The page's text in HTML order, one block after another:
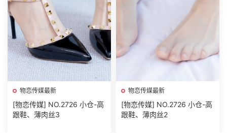
物恋传媒最新
[物恋传媒] NO.2726 小仓-高
跟鞋、薄肉丝3
物恋传媒最新
[物恋传媒] NO.2726 小仓-高
跟鞋、薄肉丝2